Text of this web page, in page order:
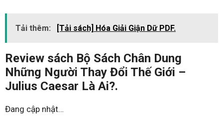
Tải thêm: [Tải sách] Hóa Giải Giận Dữ PDF.
Review sách Bộ Sách Chân Dung
Những Người Thay Đổi Thế Giới –
Julius Caesar Là Ai?.
Đang cập nhật…